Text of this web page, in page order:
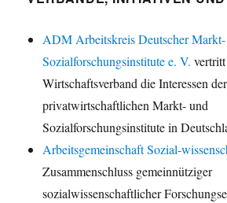
ADM Arbeitskreis Deutscher
Sozialforschungsinstitute e. V.
Wirtschaftsverband die Interessen der
privatwirtschaftlichen Markt- und
Sozialforschungsinstitute in
Arbeitsgemeinschaft Sozial-
Zusammenschluss gemeinnütziger
sozialwissenschaftlicher